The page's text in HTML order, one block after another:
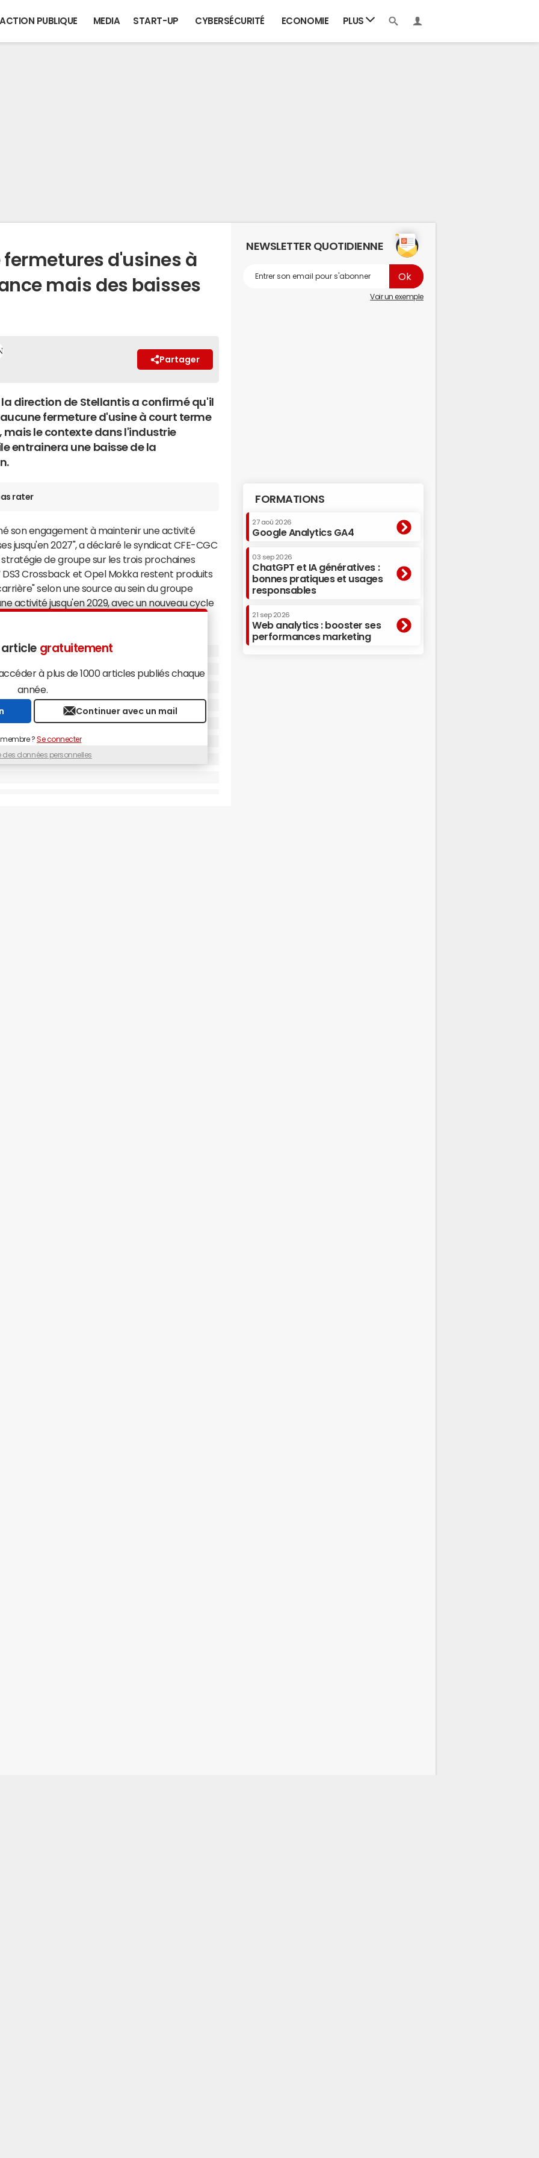
ACTION PUBLIQUE MEDIA START-UP CYBERSÉCURITÉ ECONOMIE PLUS
fermetures d'usines à
mais des baisses
Partager
direction de Stellantis a confirmé qu'il
fermeture d'usine à court terme
mais le contexte dans l'industrie
entrainera une baisse de la
rater
son engagement à maintenir une activité
jusqu'en 2027", a déclaré le syndicat CFE-CGC
de groupe sur les trois prochaines
DS3 Crossback et Opel Mokka restent produits
selon une source au sein du groupe
activité jusqu'en 2029, avec un nouveau cycle
qui fabrique des moteurs thermiques, les
vers l'usine de batteries voisine ACC,
n'ont pas été retenus chez ACC mais
La CFE-CGC a également rappelé à la
des activités actuelles thermiques en
d'accompagnement pour ne pas aggraver
article gratuitement
à plus de 1000 articles publiés chaque
année.
Continuer avec un mail
membre ? Se connecter
des données personnelles
NEWSLETTER QUOTIDIENNE
Voir un exemple
FORMATIONS
27 aoû 2026
Google Analytics GA4
03 sep 2026
ChatGPT et IA génératives :
bonnes pratiques et usages
responsables
21 sep 2026
Web analytics : booster ses
performances marketing